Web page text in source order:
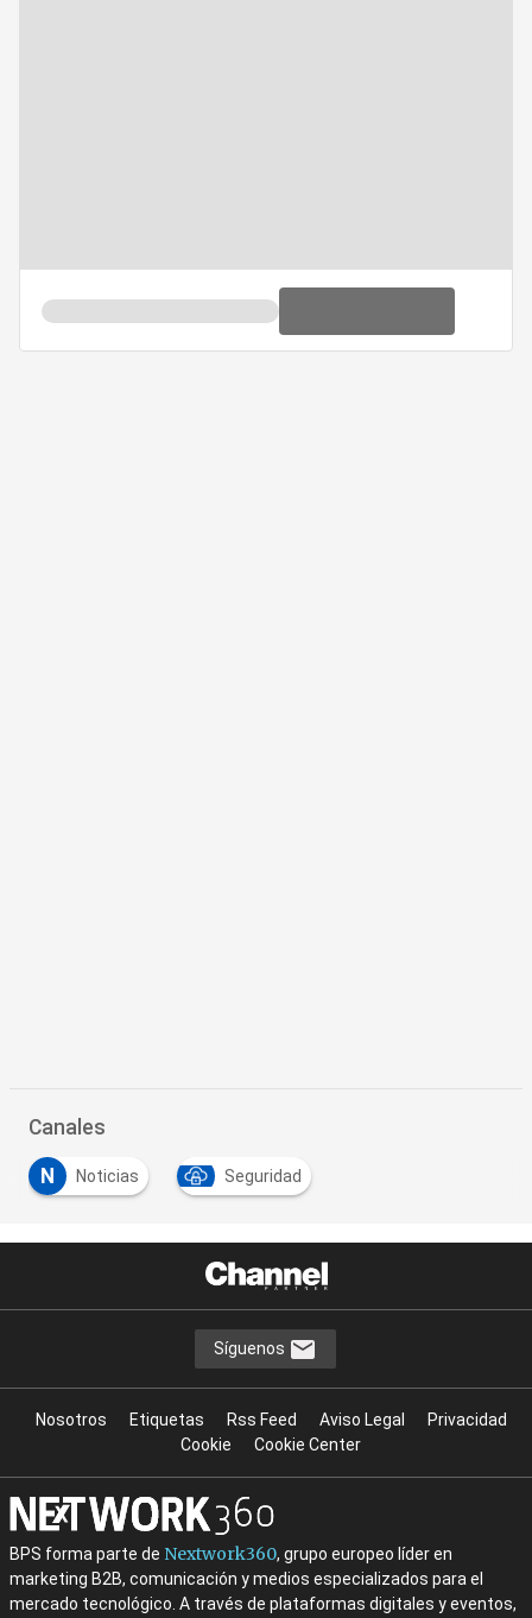
Canales
N Noticias Seguridad
Síguenos
Nosotros Etiquetas Rss Feed Aviso Legal
Privacidad
Cookie
Cookie Center
BPS forma parte de Nextwork360, grupo europeo líder en
marketing B2B, comunicación y medios especializados para el
mercado tecnológico. A través de plataformas digitales y eventos,